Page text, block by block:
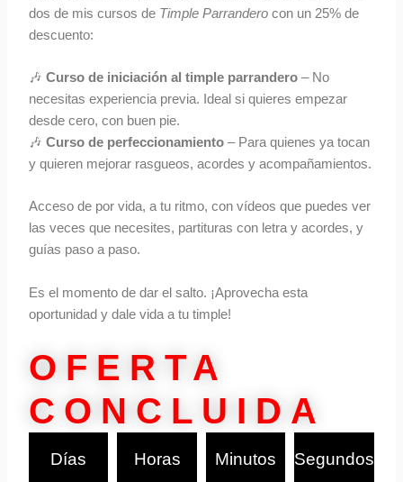
dos de mis cursos de Timple Parrandero con un 25% de
descuento:
🎶Curso de iniciación al timple parrandero – No
necesitas experiencia previa. Ideal si quieres empezar
desde cero, con buen pie.
🎶Curso de perfeccionamiento – Para quienes ya tocan
y quieren mejorar rasgueos, acordes y acompañamientos.
Acceso de por vida, a tu ritmo, con vídeos que puedes ver
las veces que necesites, partituras con letra y acordes, y
guías paso a paso.
Es el momento de dar el salto. ¡Aprovecha esta
oportunidad y dale vida a tu timple!
OFERTA
CONCLUIDA
Días Horas Minutos Segundos